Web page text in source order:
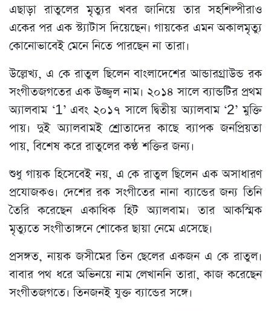
এছাড়া রাতুলের মৃত্যুর খবর জানিয়ে তার সহশিল্পীরাও
একের পর এক স্ট্যাটাস দিয়েছেন। গায়কের এমন অকালমৃত্যু
কোনোভাবেই মেনে নিতে পারছেন না তারা।
উল্লেখ্য, এ কে রাতুল ছিলেন বাংলাদেশের আন্ডারগ্রাউন্ড রক
সংগীতজগতের এক উজ্জ্বল নাম। ২০১৪ সালে ব্যান্ডটির প্রথম
অ্যালবাম ‘1’ এবং ২০১৭ সালে দ্বিতীয় অ্যালবাম ‘2’ মুক্তি
পায়। দুই অ্যালবামই শ্রোতাদের কাছে ব্যাপক জনপ্রিয়তা
পায়, বিশেষ করে রাতুলের কণ্ঠ শক্তির জন্য।
শুধু গায়ক হিসেবেই নয়, এ কে রাতুল ছিলেন এক অসাধারণ
প্রযোজকও। দেশের রক সংগীতের নানা ব্যান্ডের জন্য তিনি
তৈরি করেছেন একাধিক হিট অ্যালবাম। তার আকস্মিক
মৃত্যুতে সংগীতাঙ্গনে শোকের ছায়া নেমে এসেছে।
প্রসঙ্গত, নায়ক জসীমের তিন ছেলের একজন এ কে রাতুল।
বাবার পথ ধরে অভিনয়ে নাম লেখাননি তারা, কাজ করেছেন
সংগীতজগতে। তিনজনই যুক্ত ব্যান্ডের সঙ্গে।